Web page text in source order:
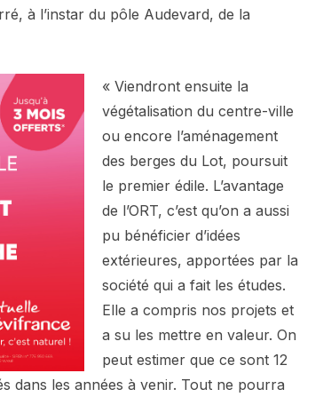
à l’instar du pôle Audevard, de la
« Viendront ensuite la
végétalisation du centre-ville
ou encore l’aménagement
des berges du Lot, poursuit
le premier édile. L’avantage
de l’ORT, c’est qu’on a aussi
pu bénéficier d’idées
extérieures, apportées par la
société qui a fait les études.
Elle a compris nos projets et
a su les mettre en valeur. On
peut estimer que ce sont 12
dans les années à venir. Tout ne pourra